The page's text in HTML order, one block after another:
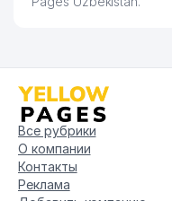
Все рубрики
О компании
Контакты
Реклама